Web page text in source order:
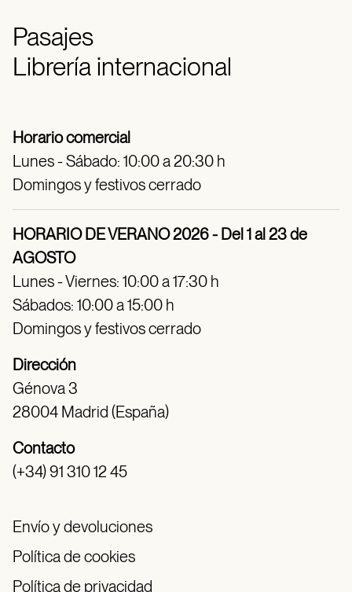
Pasajes
Librería internacional
Horario comercial
Lunes - Sábado: 10:00 a 20:30 h
Domingos y festivos cerrado
HORARIO DE VERANO 2026 - Del 1 al 23 de
AGOSTO
Lunes - Viernes: 10:00 a 17:30 h
Sábados: 10:00 a 15:00 h
Domingos y festivos cerrado
Dirección
Génova 3
28004 Madrid (España)
Contacto
(+34) 91 310 12 45
Envío y devoluciones
Política de cookies
Política de privacidad